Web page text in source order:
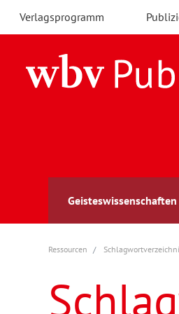
Verlagsprogramm
Geisteswissenschaften
Archäologie
Berufs- und
Arbeitsmarktforschung
Außenwirtschaft
berufsbildung
Ressourcen